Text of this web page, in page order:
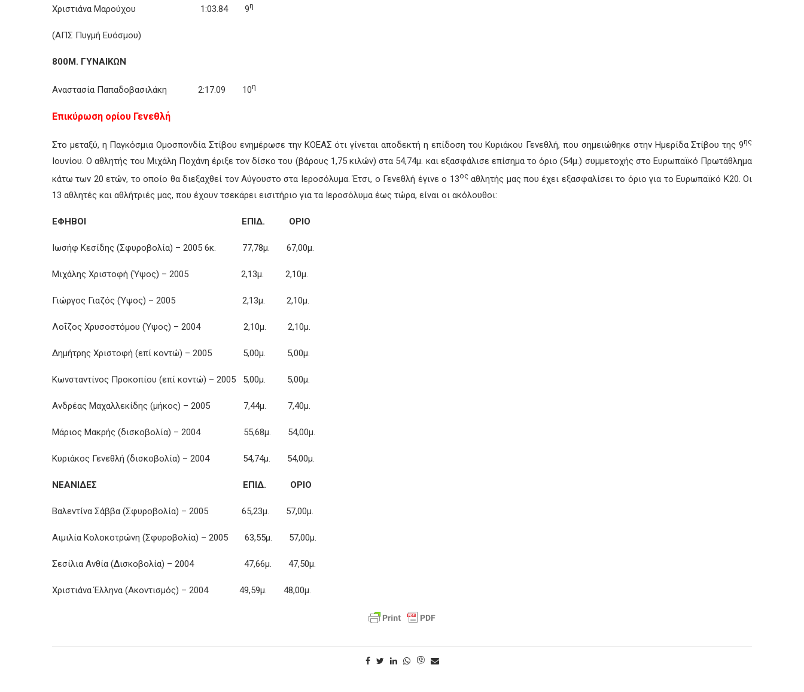
Χριστιάνα Μαρούχου 1:03.84 9η
(ΑΠΣ Πυγμή Ευόσμου)
800Μ. ΓΥΝΑΙΚΩΝ
Αναστασία Παπαδοβασιλάκη 2:17.09 10η
Επικύρωση ορίου Γενεθλή
Στο μεταξύ, η Παγκόσμια Ομοσπονδία Στίβου ενημέρωσε την ΚΟΕΑΣ ότι γίνεται αποδεκτή η επίδοση του Κυριάκου Γενεθλή, που σημειώθηκε στην Ημερίδα Στίβου της 9ης
Ιουνίου. Ο αθλητής του Μιχάλη Ποχάνη έριξε τον δίσκο του (βάρους 1,75 κιλών) στα 54,74μ. και εξασφάλισε επίσημα το όριο (54μ.) συμμετοχής στο Ευρωπαϊκό Πρωτάθλημα
κάτω των 20 ετών, το οποίο θα διεξαχθεί τον Αύγουστο στα Ιεροσόλυμα. Έτσι, ο Γενεθλή έγινε ο 13οςαθλητής μας που έχει εξασφαλίσει το όριο για το Ευρωπαϊκό Κ20. Οι
13 αθλητές και αθλήτριές μας, που έχουν τσεκάρει εισιτήριο για τα Ιεροσόλυμα έως τώρα, είναι οι ακόλουθοι:
ΕΦΗΒΟΙ ΕΠΙΔ. ΟΡΙΟ
Ιωσήφ Κεσίδης (Σφυροβολία) – 2005 6κ. 77,78μ. 67,00μ.
Μιχάλης Χριστοφή (Ύψος) – 2005 2,13μ. 2,10μ.
Γιώργος Γιαζός (Ύψος) – 2005 2,13μ. 2,10μ.
Λοΐζος Χρυσοστόμου (Ύψος) – 2004 2,10μ. 2,10μ.
Δημήτρης Χριστοφή (επί κοντώ) – 2005 5,00μ. 5,00μ.
Κωνσταντίνος Προκοπίου (επί κοντώ) – 2005 5,00μ. 5,00μ.
Ανδρέας Μαχαλλεκίδης (μήκος) – 2005 7,44μ. 7,40μ.
Μάριος Μακρής (δισκοβολία) – 2004 55,68μ. 54,00μ.
Κυριάκος Γενεθλή (δισκοβολία) – 2004 54,74μ. 54,00μ.
ΝΕΑΝΙΔΕΣ ΕΠΙΔ. ΟΡΙΟ
Βαλεντίνα Σάββα (Σφυροβολία) – 2005 65,23μ. 57,00μ.
Αιμιλία Κολοκοτρώνη (Σφυροβολία) – 2005 63,55μ. 57,00μ.
Σεσίλια Ανθία (Δισκοβολία) – 2004 47,66μ. 47,50μ.
Χριστιάνα Έλληνα (Ακοντισμός) – 2004 49,59μ. 48,00μ.